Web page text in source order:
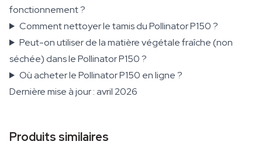
fonctionnement ?
Comment nettoyer le tamis du Pollinator P150 ?
Peut-on utiliser de la matière végétale fraîche (non
séchée) dans le Pollinator P150 ?
Où acheter le Pollinator P150 en ligne ?
Dernière mise à jour : avril 2026
Produits similaires